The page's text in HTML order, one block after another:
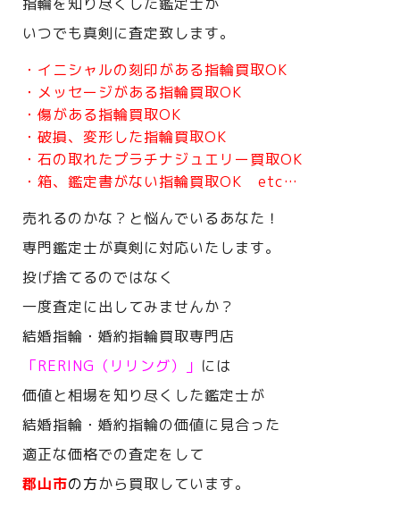
いつでも真剣に査定致します。
・イニシャルの刻印がある指輪買取OK
・メッセージがある指輪買取OK
・傷がある指輪買取OK
・破損、変形した指輪買取OK
・石の取れたプラチナジュエリー買取OK
・箱、鑑定書がない指輪買取OK etc…
売れるのかな？と悩んでいるあなた！
専門鑑定士が真剣に対応いたします。
投げ捨てるのではなく
一度査定に出してみませんか？
結婚指輪・婚約指輪買取専門店
「RERING（リリング）」 には
価値と相場を知り尽くした鑑定士が
結婚指輪・婚約指輪の価値に見合った
適正な価格での査定をして
郡山市の方から買取しています。